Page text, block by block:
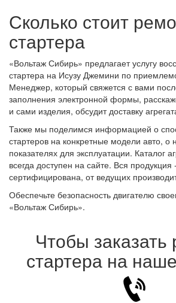
Сколько стоит
стартера
«Вольтаж Сибирь» предлагает услугу
стартера на Исузу Джемини по
Менеджер, который свяжется с вами
заполнения электронной формы,
и сами изделия, обсудит доставку
Также мы поделимся информацией о
стартеров на конкретные модели авто, о
показателях для эксплуатации. Каталог
всегда доступен на сайте. Вся продукция
сертифицирована, от ведущих
Обеспечьте безопасность двигателю
«Вольтаж Сибирь».
Чтобы заказать
стартера на